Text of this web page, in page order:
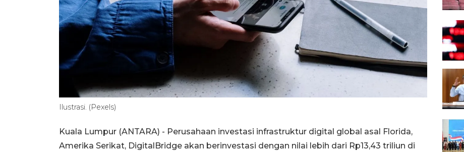
Ilustrasi. (Pexels)
Kuala Lumpur (ANTARA) - Perusahaan investasi infrastruktur digital global asal Florida,
Amerika Serikat, DigitalBridge akan berinvestasi dengan nilai lebih dari Rp13,43 triliun di